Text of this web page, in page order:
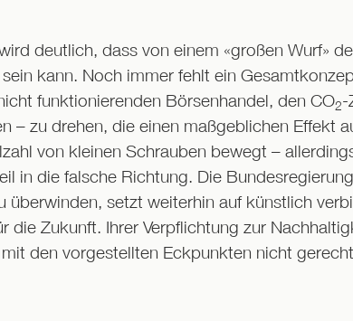
deutlich, dass von einem «großen Wurf»
kann. Noch immer fehlt ein
funktionierenden Börsenhandel, den CO2-
– zu drehen, die einen maßgeblichen Effekt
von kleinen Schrauben bewegt –
in die falsche Richtung. Die
überwinden, setzt weiterhin auf künstlich
Zukunft. Ihrer Verpflichtung zur
den vorgestellten Eckpunkten nicht